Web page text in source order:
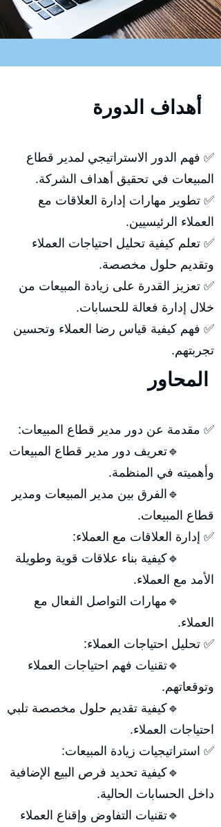
✅ فهم الدور الاستراتيجي لمدير قطاع
المبيعات في تحقيق أهداف الشركة.
✅ تطوير مهارات إدارة العلاقات مع
العملاء الرئيسيين.
✅ تعلم كيفية تحليل احتياجات العملاء
وتقديم حلول مخصصة.
✅ تعزيز القدرة على زيادة المبيعات من
خلال إدارة فعالة للحسابات.
✅ فهم كيفية قياس رضا العملاء وتحسين
تجربتهم.
✅ مقدمة عن دور مدير قطاع المبيعات:
🔹تعريف دور مدير قطاع المبيعات
وأهميته في المنظمة.
🔹الفرق بين مدير المبيعات ومدير
قطاع المبيعات.
✅ إدارة العلاقات مع العملاء:
🔹كيفية بناء علاقات قوية وطويلة
الأمد مع العملاء.
🔹مهارات التواصل الفعال مع
العملاء.
✅ تحليل احتياجات العملاء:
🔹تقنيات فهم احتياجات العملاء
وتوقعاتهم.
🔹كيفية تقديم حلول مخصصة تلبي
احتياجات العملاء.
✅ استراتيجيات زيادة المبيعات:
🔹كيفية تحديد فرص البيع الإضافية
داخل الحسابات الحالية.
🔹تقنيات التفاوض وإقناع العملاء